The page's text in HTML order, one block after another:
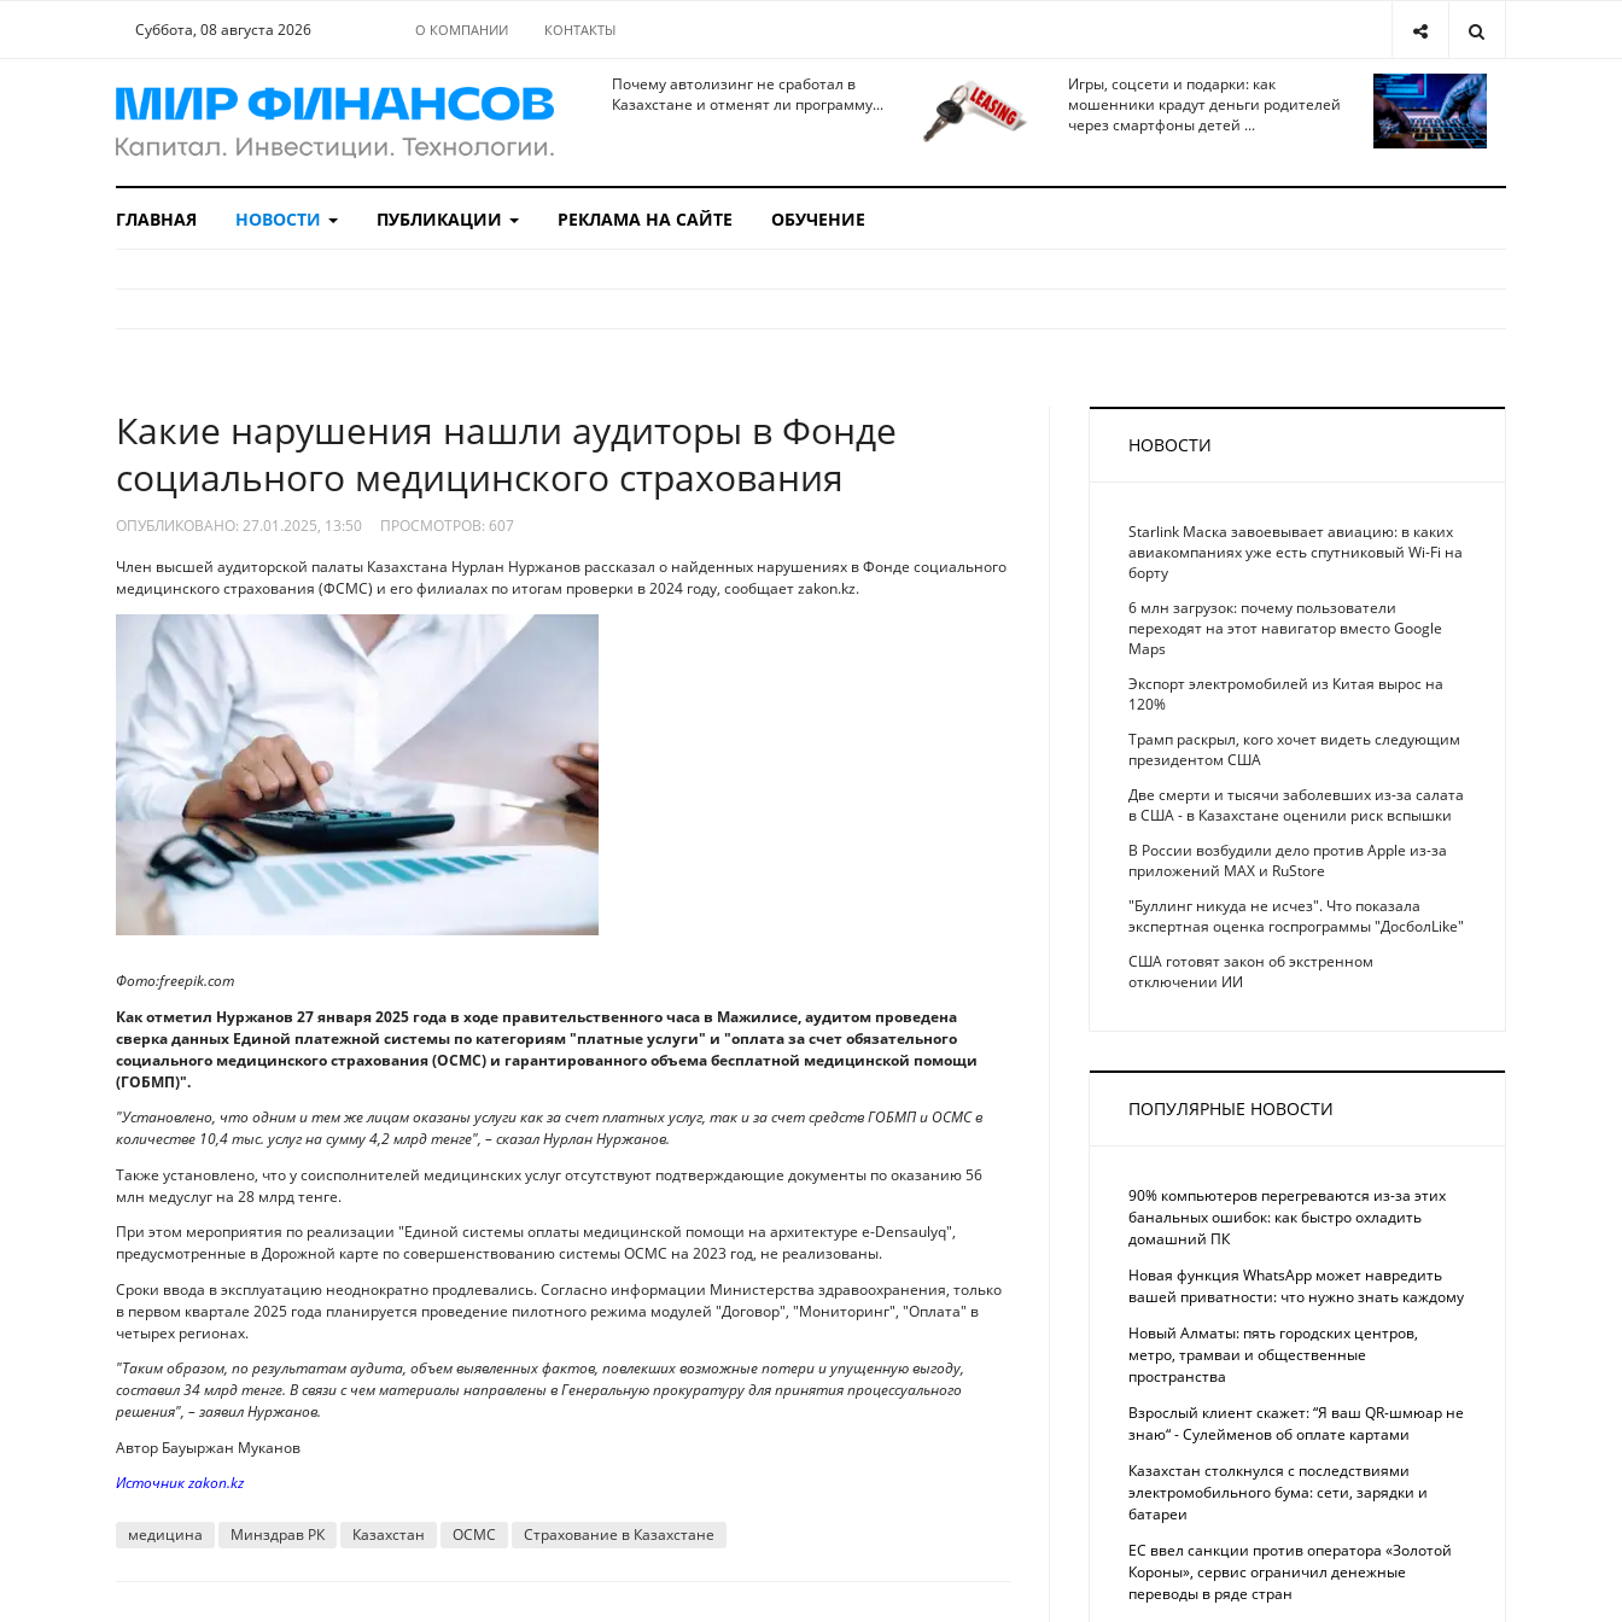
Суббота, 08 августа 2026 О КОМПАНИИ КОНТАКТЫ
Почему автолизинг не сработал в
Казахстане и отменят ли программу...
Игры, соцсети и подарки: как
мошенники крадут деньги родителей
через смартфоны детей ...
ГЛАВНАЯ НОВОСТИ ПУБЛИКАЦИИ РЕКЛАМА НА САЙТЕ ОБУЧЕНИЕ
Какие нарушения нашли аудиторы в Фонде
социального медицинского страхования
ОПУБЛИКОВАНО: 27.01.2025, 13:50 ПРОСМОТРОВ: 607
Член высшей аудиторской палаты Казахстана Нурлан Нуржанов рассказал о найденных нарушениях в Фонде социального
медицинского страхования (ФСМС) и его филиалах по итогам проверки в 2024 году, сообщает zakon.kz.
Фото:freepik.com
Как отметил Нуржанов 27 января 2025 года в ходе правительственного часа в Мажилисе, аудитом проведена
сверка данных Единой платежной системы по категориям "платные услуги" и "оплата за счет обязательного
социального медицинского страхования (ОСМС) и гарантированного объема бесплатной медицинской помощи
(ГОБМП)".
"Установлено, что одним и тем же лицам оказаны услуги как за счет платных услуг, так и за счет средств ГОБМП и ОСМС в
количестве 10,4 тыс. услуг на сумму 4,2 млрд тенге", – сказал Нурлан Нуржанов.
Также установлено, что у соисполнителей медицинских услуг отсутствуют подтверждающие документы по оказанию 56
млн медуслуг на 28 млрд тенге.
При этом мероприятия по реализации "Единой системы оплаты медицинской помощи на архитектуре e-Densaulyq",
предусмотренные в Дорожной карте по совершенствованию системы ОСМС на 2023 год, не реализованы.
Сроки ввода в эксплуатацию неоднократно продлевались. Согласно информации Министерства здравоохранения, только
в первом квартале 2025 года планируется проведение пилотного режима модулей "Договор", "Мониторинг", "Оплата" в
четырех регионах.
"Таким образом, по результатам аудита, объем выявленных фактов, повлекших возможные потери и упущенную выгоду,
составил 34 млрд тенге. В связи с чем материалы направлены в Генеральную прокуратуру для принятия процессуального
решения", – заявил Нуржанов.
Автор Бауыржан Муканов
Источник zakon.kz
медицина Минздрав РК Казахстан ОСМС Страхование в Казахстане
НОВОСТИ
Starlink Маска завоевывает авиацию: в каких
авиакомпаниях уже есть спутниковый Wi-Fi на
борту
6 млн загрузок: почему пользователи
переходят на этот навигатор вместо Google
Maps
Экспорт электромобилей из Китая вырос на
120%
Трамп раскрыл, кого хочет видеть следующим
президентом США
Две смерти и тысячи заболевших из-за салата
в США - в Казахстане оценили риск вспышки
В России возбудили дело против Apple из-за
приложений MAX и RuStore
"Буллинг никуда не исчез". Что показала
экспертная оценка госпрограммы "ДосболLike"
США готовят закон об экстренном
отключении ИИ
ПОПУЛЯРНЫЕ НОВОСТИ
90% компьютеров перегреваются из-за этих
банальных ошибок: как быстро охладить
домашний ПК
Новая функция WhatsApp может навредить
вашей приватности: что нужно знать каждому
Новый Алматы: пять городских центров,
метро, трамваи и общественные
пространства
Взрослый клиент скажет: “Я ваш QR-шмюар не
знаю“ - Сулейменов об оплате картами
Казахстан столкнулся с последствиями
электромобильного бума: сети, зарядки и
батареи
ЕС ввел санкции против оператора «Золотой
Короны», сервис ограничил денежные
переводы в ряде стран